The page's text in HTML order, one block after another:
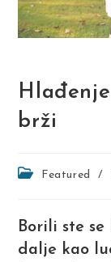
brži
PostFeatured /
Borili ste
dalje kao